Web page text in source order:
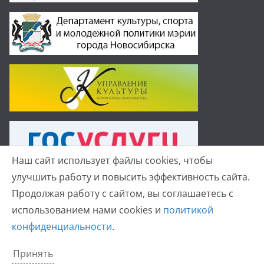
Новосибирск. Все права защищены.
Наш сайт использует файлы cookies, чтобы
улучшить работу и повысить эффективность сайта.
Продолжая работу с сайтом, вы соглашаетесь с
использованием нами cookies и политикой
конфиденциальности.
Принять